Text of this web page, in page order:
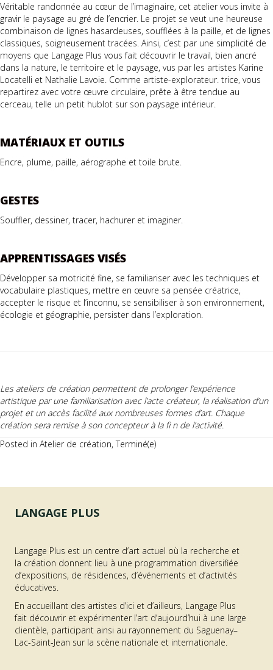
Véritable randonnée au cœur de l’imaginaire, cet atelier vous invite à
gravir le paysage au gré de l’encrier. Le projet se veut une heureuse
combinaison de lignes hasardeuses, soufflées à la paille, et de lignes
classiques, soigneusement tracées. Ainsi, c’est par une simplicité de
moyens que Langage Plus vous fait découvrir le travail, bien ancré
dans la nature, le territoire et le paysage, vus par les artistes Karine
Locatelli et Nathalie Lavoie. Comme artiste-explorateur. trice, vous
repartirez avec votre œuvre circulaire, prête à être tendue au
cerceau, telle un petit hublot sur son paysage intérieur.
MATÉRIAUX ET OUTILS
Encre, plume, paille, aérographe et toile brute.
GESTES
Souffler, dessiner, tracer, hachurer et imaginer.
APPRENTISSAGES VISÉS
Développer sa motricité fine, se familiariser avec les techniques et
vocabulaire plastiques, mettre en œuvre sa pensée créatrice,
accepter le risque et l’inconnu, se sensibiliser à son environnement,
écologie et géographie, persister dans l’exploration.
Les ateliers de création permettent de prolonger l’expérience
artistique par une familiarisation avec l’acte créateur, la réalisation d’un
projet et un accès facilité aux nombreuses formes d’art. Chaque
création sera remise à son concepteur à la fi n de l’activité.
Posted in Atelier de création,Terminé(e)
LANGAGE PLUS
Langage Plus est un centre d’art actuel où la recherche et
la création donnent lieu à une programmation diversifiée
d’expositions, de résidences, d’événements et d’activités
éducatives.
En accueillant des artistes d’ici et d’ailleurs, Langage Plus
fait découvrir et expérimenter l’art d’aujourd’hui à une large
clientèle, participant ainsi au rayonnement du Saguenay–
Lac-Saint-Jean sur la scène nationale et internationale.